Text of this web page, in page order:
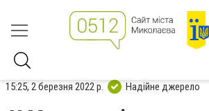
15:25, 2 березня 2022 р. Надійне джерело